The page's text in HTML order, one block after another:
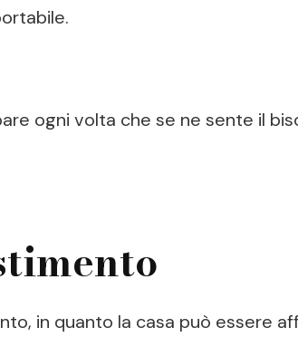
ogni volta che se ne sente il
in quanto la casa può essere